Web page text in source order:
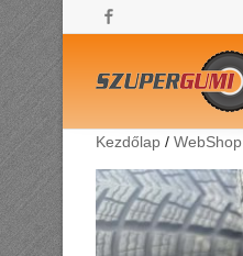
Kezdőlap / WebShop